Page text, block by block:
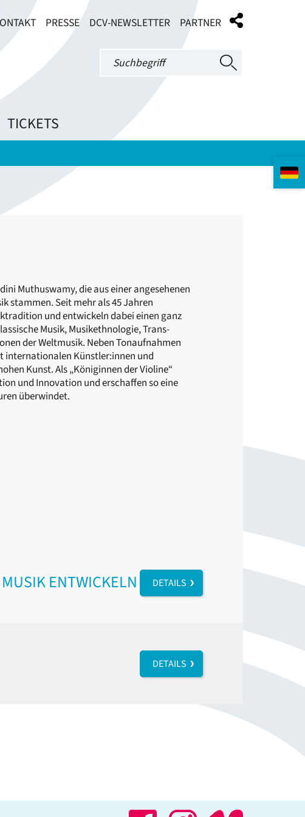
PRESSE DCV-NEWSLETTER PARTNER
TICKETS
Muthuswamy, die aus einer angesehenen
stammen. Seit mehr als 45 Jahren
und entwickeln dabei einen ganz
Musik, Musikethnologie, Trans-
der Weltmusik. Neben Tonaufnahmen
internationalen Künstler:innen und
Kunst. Als „Königinnen der Violine“
und Innovation und erschaffen so eine
überwindet.
ENTWICKELN DETAILS
DETAILS